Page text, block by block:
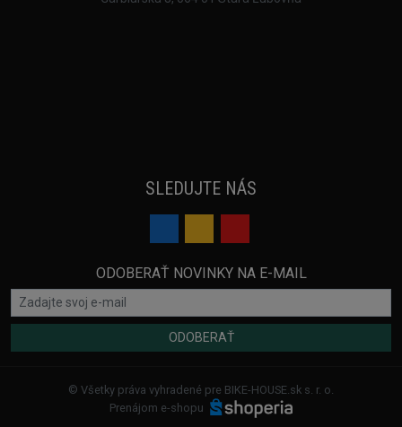
SLEDUJTE NÁS
ODOBERAŤ NOVINKY NA E-MAIL
ODOBERAŤ
© Všetky práva vyhradené pre BIKE-HOUSE.sk s. r. o.
Prenájom e-shopu